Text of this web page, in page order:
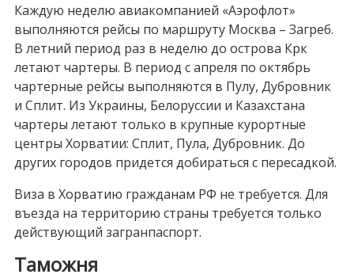
Каждую неделю авиакомпанией «Аэрофлот»
выполняются рейсы по маршруту Москва – Загреб.
В летний период раз в неделю до острова Крк
летают чартеры. В период с апреля по октябрь
чартерные рейсы выполняются в Пулу, Дубровник
и Сплит. Из Украины, Белоруссии и Казахстана
чартеры летают только в крупные курортные
центры Хорватии: Сплит, Пула, Дубровник. До
других городов придется добираться с пересадкой.
Виза в Хорватию гражданам РФ не требуется. Для
въезда на территорию страны требуется только
действующий загранпаспорт.
Таможня